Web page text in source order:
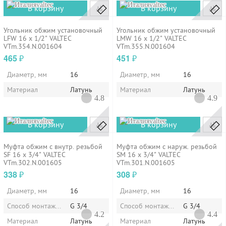
В корзину В корзину
valtec
Угольник обжим установочный
LFW 16 х 1/2" VALTEC
VTm.354.N.001604
465₽
Диаметр, мм
16
Материал
Латунь
В корзину
valtec
Угольник обжим установочный
LMW 16 х 1/2" VALTEC
VTm.355.N.001604
451 ₽
Диаметр, мм
16
Материал
Латунь
В корзину
valtec
4.8
Муфта обжим с внутр. резьбой
SF 16 x 3/4" VALTEC
VTm.302.N.001605
338₽
Диаметр, мм
16
Способ монтажа/установки
G 3/4
Материал
Латунь
valtec
4.9
Муфта обжим с наруж. резьбой
SM 16 x 3/4" VALTEC
VTm.301.N.001605
308₽
Диаметр, мм
16
Способ монтажа/установки
G 3/4
Материал
Латунь
4.2 4.4